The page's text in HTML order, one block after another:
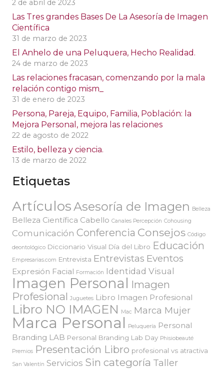
2 de abril de 2023
Las Tres grandes Bases De La Asesoría de Imagen
Científica
31 de marzo de 2023
El Anhelo de una Peluquera, Hecho Realidad.
24 de marzo de 2023
Las relaciones fracasan, comenzando por la mala
relación contigo mism_
31 de enero de 2023
Persona, Pareja, Equipo, Familia, Población: la
Mejora Personal, mejora las relaciones
22 de agosto de 2022
Estilo, belleza y ciencia.
13 de marzo de 2022
Etiquetas
ArtículosAsesoría de Imagen Belleza
Belleza Científica Cabello Canales Percepción Cohousing
Comunicación Conferencia Consejos Código
deontológico Diccionario Visual Día del Libro Educación
Empresarias.com Entrevista Entrevistas Eventos
Expresión Facial Formación Identidad Visual
Imagen Personal Imagen
Profesional Juguetes Libro Imagen Profesional
Libro NO IMAGEN Mac Marca Mujer
Marca Personal Peluquería Personal
Branding LAB Personal Branding Lab Day Phisiobeauté
Premios Presentación Libro profesional vs atractiva
San Valentín Servicios Sin categoría Taller